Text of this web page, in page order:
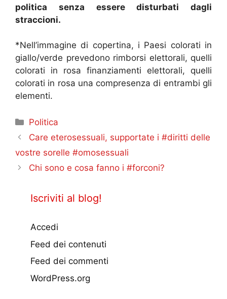
politica senza essere disturbati dagli
straccioni.
*Nell’immagine di copertina, i Paesi colorati in
giallo/verde prevedono rimborsi elettorali, quelli
colorati in rosa finanziamenti elettorali, quelli
colorati in rosa una compresenza di entrambi gli
elementi.
Categorie
Politica
Care eterosessuali, supportate i #diritti delle
vostre sorelle #omosessuali
Chi sono e cosa fanno i #forconi?
Iscriviti al blog!
Accedi
Feed dei contenuti
Feed dei commenti
WordPress.org